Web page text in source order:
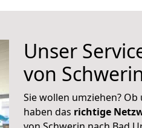
Unser
von
Sie wollen umziehen?
haben das richtige